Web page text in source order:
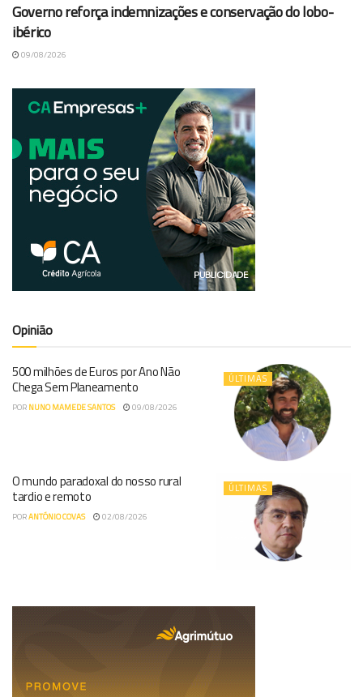
Governo reforça indemnizações e conservação do lobo-
ibérico
09/08/2026
Opinião
ÚLTIMAS
500 milhões de Euros por Ano Não
Chega Sem Planeamento
POR NUNO MAMEDE SANTOS 09/08/2026
ÚLTIMAS
O mundo paradoxal do nosso rural
tardio e remoto
PORANTÓNIO COVAS 02/08/2026